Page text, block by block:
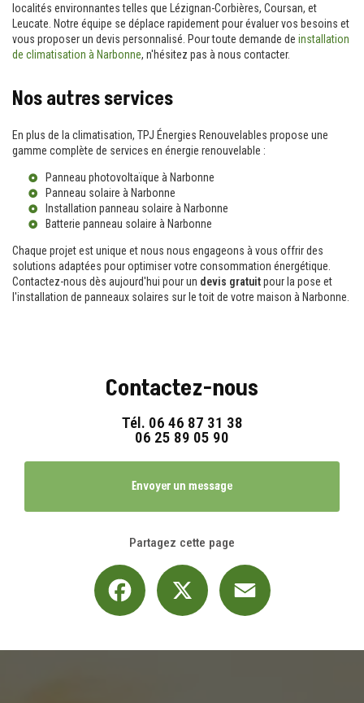
localités environnantes telles que Lézignan-Corbières, Coursan, et
Leucate. Notre équipe se déplace rapidement pour évaluer vos besoins et
vous proposer un devis personnalisé. Pour toute demande de installation
de climatisation à Narbonne, n'hésitez pas à nous contacter.
Nos autres services
En plus de la climatisation, TPJ Énergies Renouvelables propose une
gamme complète de services en énergie renouvelable :
Panneau photovoltaïque à Narbonne
Panneau solaire à Narbonne
Installation panneau solaire à Narbonne
Batterie panneau solaire à Narbonne
Chaque projet est unique et nous nous engageons à vous offrir des
solutions adaptées pour optimiser votre consommation énergétique.
Contactez-nous dès aujourd'hui pour un devis gratuitpour la pose et
l'installation de panneaux solaires sur le toit de votre maison à Narbonne.
Contactez-nous
Tél. 06 46 87 31 38
06 25 89 05 90
Envoyer un message
Partagez cette page
Facebook